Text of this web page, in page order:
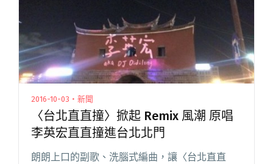
2016-10-03・新聞
〈台北直直撞〉掀起 Remix 風潮 原唱
李英宏直直撞進台北北門
朗朗上口的副歌、洗腦式編曲，讓〈台北直直